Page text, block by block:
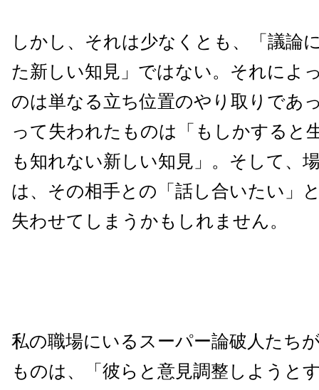
しかし、それは少なくとも、「議論
た新しい知見」ではない。それによ
のは単なる立ち位置のやり取りであ
って失われたものは「もしかすると
も知れない新しい知見」。そして、
は、その相手との「話し合いたい」
失わせてしまうかもしれません。
私の職場にいるスーパー論破人たち
ものは、「彼らと意見調整しようと